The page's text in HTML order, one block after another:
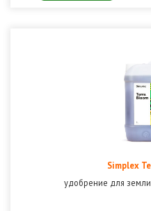
Simplex
удобрение для